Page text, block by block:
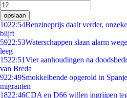
opslaan
1022:54Benzineprijs daalt verder,
blijft
5922:53Waterschappen slaan alarm
leeg
1522:51Vier aanhoudingen na
van Breda
922:49Smokkelbende opgerold in
migranten
1822:46CDA en D66 willen ingrijpen